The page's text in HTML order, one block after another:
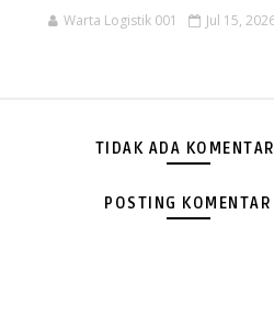
Warta Logistik 001 Jul 15,
TIDAK ADA
POSTING KOMENTAR